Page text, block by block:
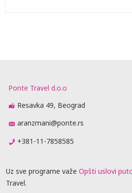
Ponte Travel d.o.o
Resavka 49, Beograd
aranzmani@ponte.rs
+381-11-7858585
Uz sve programe važe Opšti uslovi
Travel.